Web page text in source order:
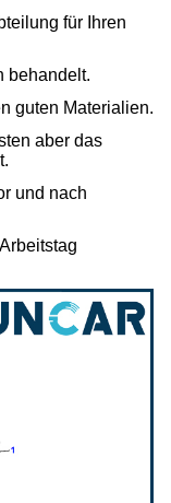
für Ihren
behandelt.
guten Materialien.
aber das
und nach